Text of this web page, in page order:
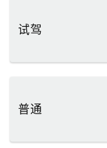
试驾
普通